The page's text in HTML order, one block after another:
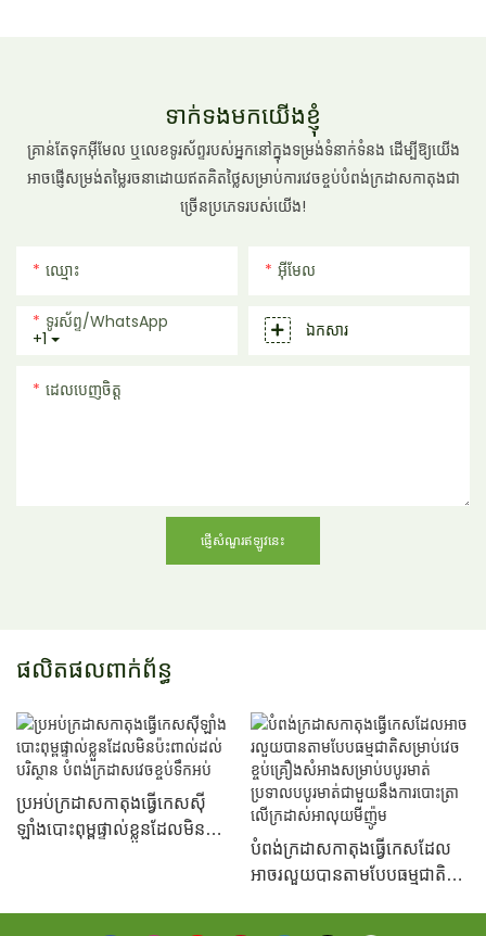
ទាក់ទងមកយើងខ្ញុំ
គ្រាន់តែទុកអ៊ីមែល ឬលេខទូរស័ព្ទរបស់អ្នកនៅក្នុងទម្រង់ទំនាក់ទំនង ដើម្បីឱ្យយើង
អាចផ្ញើសម្រង់តម្លៃរចនាដោយឥតគិតថ្លៃសម្រាប់ការវេចខ្ចប់បំពង់ក្រដាសកាតុងជា
ច្រើនប្រភេទរបស់យើង!
ឈ្មោះ អ៊ីមែល
+1
ទូរស័ព្ទ/whatsApp ឯកសារ
ដេលបេញចិត្ដ
ផ្ញើសំណួរឥឡូវនេះ
ផលិតផលពាក់ព័ន្ធ
ប្រអប់ក្រដាសកាតុងធ្វើកេសស៊ី
ឡាំងបោះពុម្ពផ្ទាល់ខ្លួនដែលមិនប៉ះ
បំពង់ក្រដាសកាតុងធ្វើកេសដែល
អាចរលួយបានតាមបែបធម្មជាតិ